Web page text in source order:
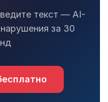
текст — AI-
за 30